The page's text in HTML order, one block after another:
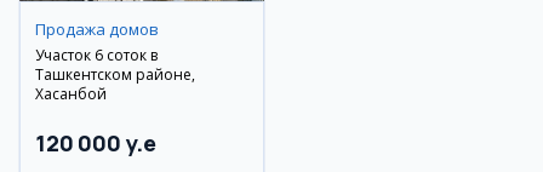
Продажа домов
Участок 6 соток в
Ташкентском районе,
Хасанбой
120 000 y.e